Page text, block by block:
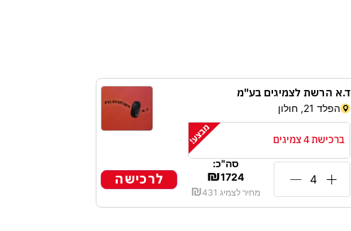
ד.א הרשת לצמיגים בע"מ
הפלד 21, חולון
ברכישת 4 צמיגים
סה"כ:
₪1724
מחיר לצמיג ₪431
לרכישה